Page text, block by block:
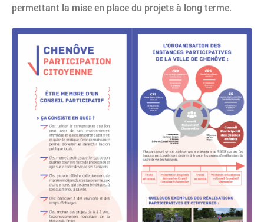
permettant la mise en place du projets à long terme.